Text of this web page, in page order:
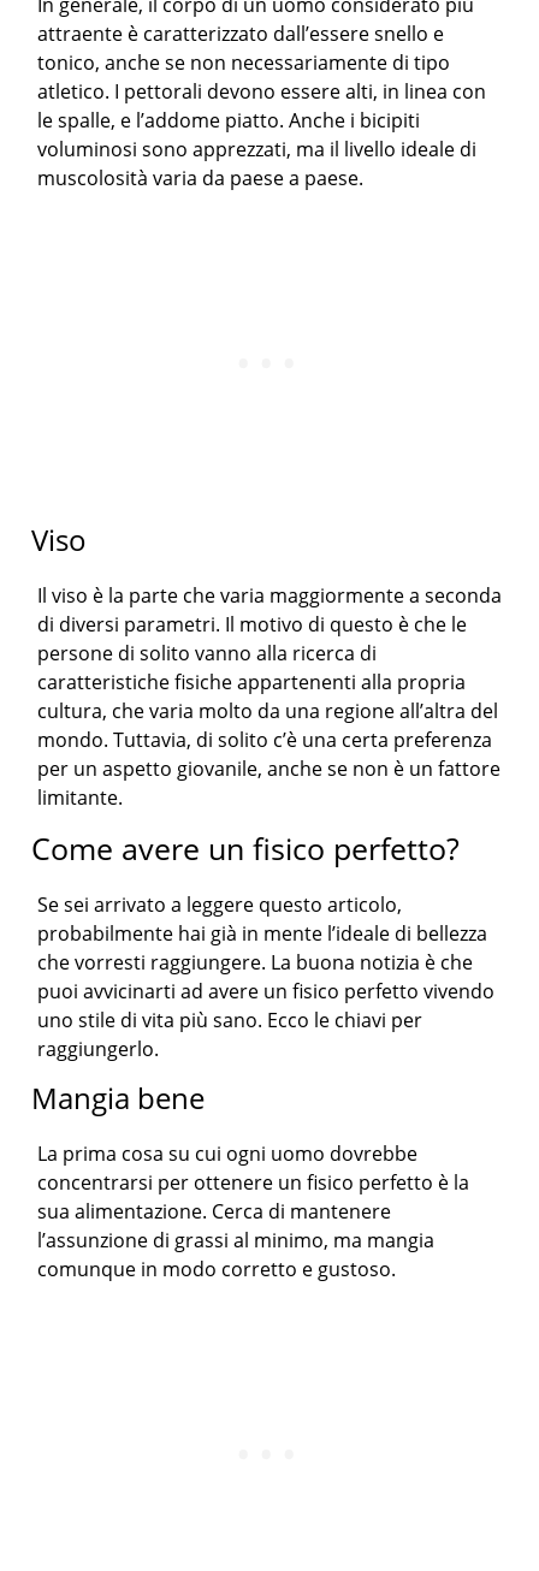
attraente è caratterizzato dall’essere snello e
tonico, anche se non necessariamente di tipo
atletico. I pettorali devono essere alti, in linea con
le spalle, e l’addome piatto. Anche i bicipiti
voluminosi sono apprezzati, ma il livello ideale di
muscolosità varia da paese a paese.
Viso
Il viso è la parte che varia maggiormente a seconda
di diversi parametri. Il motivo di questo è che le
persone di solito vanno alla ricerca di
caratteristiche fisiche appartenenti alla propria
cultura, che varia molto da una regione all’altra del
mondo. Tuttavia, di solito c’è una certa preferenza
per un aspetto giovanile, anche se non è un fattore
limitante.
Come avere un fisico perfetto?
Se sei arrivato a leggere questo articolo,
probabilmente hai già in mente l’ideale di bellezza
che vorresti raggiungere. La buona notizia è che
puoi avvicinarti ad avere un fisico perfetto vivendo
uno stile di vita più sano. Ecco le chiavi per
raggiungerlo.
Mangia bene
La prima cosa su cui ogni uomo dovrebbe
concentrarsi per ottenere un fisico perfetto è la
sua alimentazione. Cerca di mantenere
l’assunzione di grassi al minimo, ma mangia
comunque in modo corretto e gustoso.